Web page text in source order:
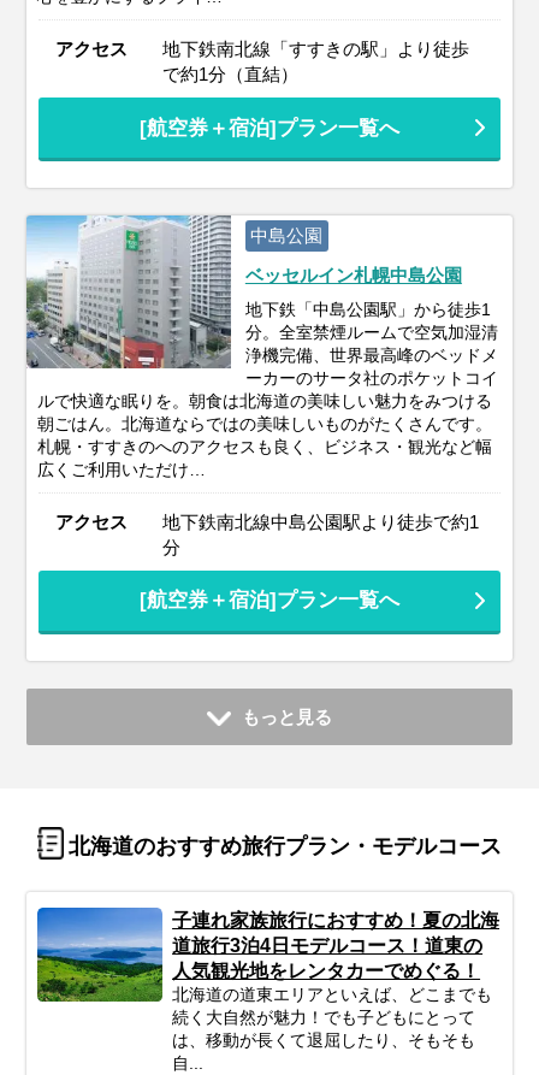
アクセス
地下鉄南北線「すすきの駅」より徒歩
で約1分（直結）
[航空券＋宿泊]プラン一覧へ
中島公園
ベッセルイン札幌中島公園
地下鉄「中島公園駅」から徒歩1
分。全室禁煙ルームで空気加湿清
浄機完備、世界最高峰のベッドメ
ーカーのサータ社のポケットコイ
ルで快適な眠りを。朝食は北海道の美味しい魅力をみつける
朝ごはん。北海道ならではの美味しいものがたくさんです。
札幌・すすきのへのアクセスも良く、ビジネス・観光など幅
広くご利用いただけ…
アクセス
地下鉄南北線中島公園駅より徒歩で約1
分
[航空券＋宿泊]プラン一覧へ
もっと見る
北海道のおすすめ旅行プラン・モデルコース
子連れ家族旅行におすすめ！夏の北海
道旅行3泊4日モデルコース！道東の
人気観光地をレンタカーでめぐる！
北海道の道東エリアといえば、どこまでも
続く大自然が魅力！でも子どもにとって
は、移動が長くて退屈したり、そもそも
自...